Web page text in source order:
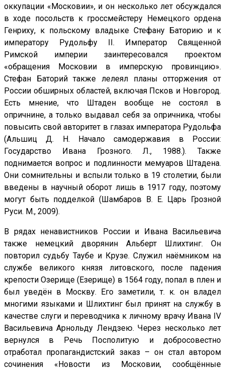
оккупации «Московии», и он несколько лет обсуждался
в ходе посольств к гроссмейстеру Немецкого ордена
Генриху, к польскому владыке Стефану Баторию и к
императору Рудольфу II. Император Священной
Римской империи заинтересовался проектом
«обращения Московии в имперскую провинцию».
Стефан Баторий также лелеял планы отторжения от
России обширных областей, включая Псков и Новгород.
Есть мнение, что Штаден вообще не состоял в
опричнине, а только выдавал себя за опричника, чтобы
повысить свой авторитет в глазах императора Рудольфа
(Альшиц Д. Н. Начало самодержавия в России:
Государство Ивана Грозного. Л., 1988.). Также
поднимается вопрос и подлинности мемуаров Штадена.
Они сомнительны и вспыли только в 19 столетии, были
введены в научный оборот лишь в 1917 году, поэтому
могут быть подделкой (Шамбаров В. Е. Царь Грозной
Руси. М., 2009).
В рядах ненавистников России и Ивана Васильевича
также немецкий дворянин Альберт Шлихтинг. Он
повторил судьбу Таубе и Крузе. Служил наёмником на
службе великого князя литовского, после падения
крепости Озерище (Езерище) в 1564 году, попал в плен и
был уведён в Москву. Его заметили, т. к. он владел
многими языками и Шлихтинг был принят на службу в
качестве слуги и переводчика к личному врачу Ивана IV
Васильевича Арнольду Лендзею. Через несколько лет
вернулся в Речь Посполитую и добросовестно
отработал пропагандистский заказ – он стал автором
сочинения «Новости из Московии, сообщённые